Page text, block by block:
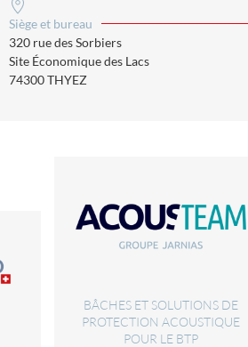
Siège et bureau
320 rue des Sorbiers
Site Économique des Lacs
74300 THYEZ
BÂCHES ET SOLUTIONS DE
PROTECTION ACOUSTIQUE
POUR LE BTP